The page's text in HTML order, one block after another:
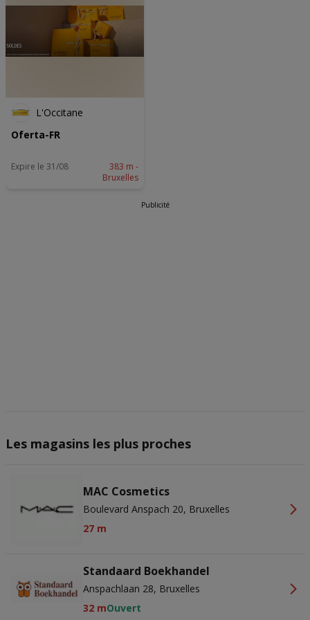
L'Occitane
Oferta-FR
Expire le 31/08
383 m -
Bruxelles
Publicité
Les magasins les plus proches
MAC Cosmetics
Boulevard Anspach 20, Bruxelles
27 m
Standaard Boekhandel
Anspachlaan 28, Bruxelles
32 mOuvert
Wij en onze partners verwerken gegevens voor de
volgende doeleinden:
Precieze geolocatiegegevens gebruiken. De apparaatkenmerken
actief scannen ter identificatie. Informatie op een apparaat opslaan
Partnerlijst (derden)